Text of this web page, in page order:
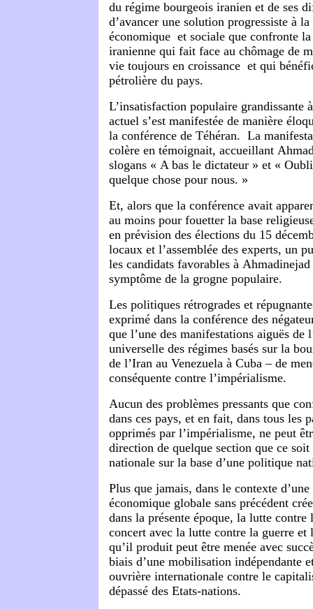
du régime bourgeois iranien et de ses
d’avancer une solution progressiste à
économique et sociale que confronte la
iranienne qui fait face au chômage de
vie toujours en croissance et qui
pétrolière du pays.
L’insatisfaction populaire grandissante
actuel s’est manifestée de manière
la conférence de Téhéran. La
colère en témoignait, accueillant
slogans « A bas le dictateur » et «
quelque chose pour nous. »
Et, alors que la conférence avait
au moins pour fouetter la base
en prévision des élections du 15
locaux et l’assemblée des experts, un
les candidats favorables à Ahmadinejad
symptôme de la grogne populaire.
Les politiques rétrogrades et
exprimé dans la conférence des
que l’une des manifestations aiguës de
universelle des régimes basés sur la
de l’Iran au Venezuela à Cuba – de
conséquente contre l’impérialisme.
Aucun des problèmes pressants que
dans ces pays, et en fait, dans tous les
opprimés par l’impérialisme, ne peut
direction de quelque section que ce
nationale sur la base d’une politique
Plus que jamais, dans le contexte
économique globale sans précédent
dans la présente époque, la lutte contre
concert avec la lutte contre la guerre et
qu’il produit peut être menée avec
biais d’une mobilisation indépendante
ouvrière internationale contre le
dépassé des Etats-nations.